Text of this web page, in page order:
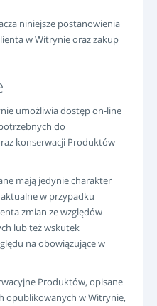
niniejsze postanowienia
w Witrynie oraz zakup
umożliwia dostęp on-line
do
konserwacji Produktów
mają jedynie charakter
w przypadku
zmian ze względów
lub też wskutek
na obowiązujące w
Produktów, opisane
opublikowanych w Witrynie,